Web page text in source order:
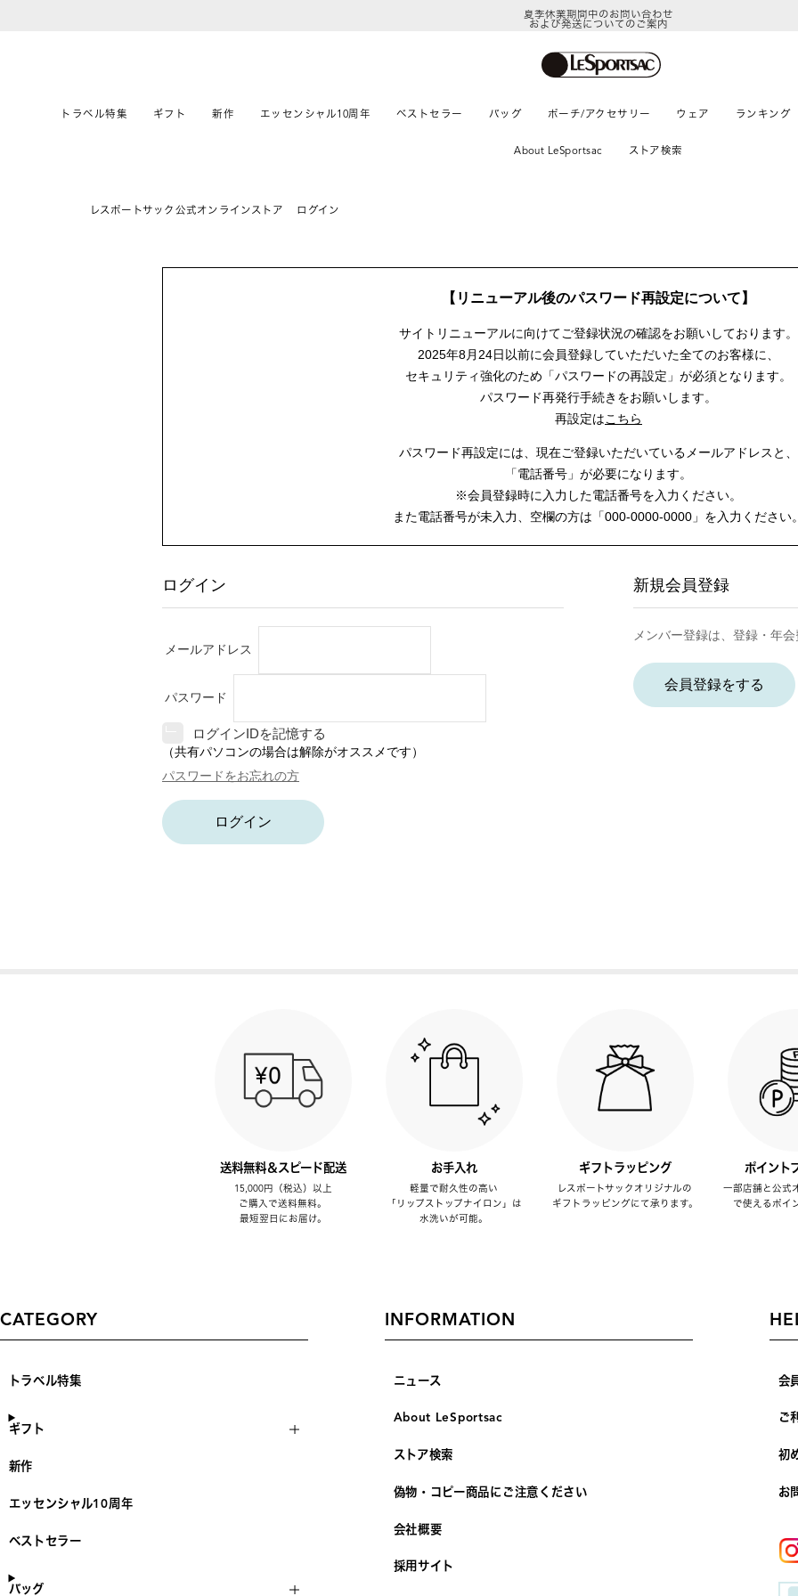
夏季休業期間中のお問い合わせ
および発送についてのご案内
トラベル特集 ギフト 新作 エッセンシャル10周年 ベストセラー バッグ ポーチ/アクセサリー ウェア ランキング
About LeSportsac ストア検索
レスポートサック公式オンラインストア ログイン
【リニューアル後のパスワード再設定について】
サイトリニューアルに向けてご登録状況の確認をお願いしております。
2025年8月24日以前に会員登録していただいた全てのお客様に、
セキュリティ強化のため「パスワードの再設定」が必須となります。
パスワード再発行手続きをお願いします。
再設定はこちら
パスワード再設定には、 現在ご登録いただいているメールアドレスと、
「電話番号」が必要になります。
※会員登録時に入力した電話番号を入力ください。
また電話番号が未入力、空欄の方は 「000-0000-0000」を入力ください。
ログイン
メールアドレス
パスワード
ログインIDを記憶する
（共有パソコンの場合は解除がオススメです）
パスワードをお忘れの方
ログイン
新規会員登録
メンバー登録は、登録・年会
会員登録をする
送料無料＆スピード配送
15,000円（税込）以上
ご購入で送料無料。
最短翌日にお届け。
お手入れ
軽量で耐久性の高い
「リップストップナイロン」は
水洗いが可能。
ギフトラッピング
レスポートサックオリジナルの
ギフトラッピングにて承ります。
ポイント
一部店舗と公式
で使えるポイ
CATEGORY
トラベル特集
ギフト
新作
エッセンシャル10周年
ベストセラー
バッグ
INFORMATION
ニュース
About LeSportsac
ストア検索
偽物・コピー商品にご注意ください
会社概要
採用サイト
会
ご
初
お